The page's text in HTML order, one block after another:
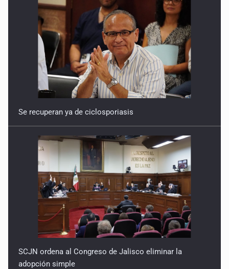
Se recuperan ya de ciclosporiasis
SCJN ordena al Congreso de Jalisco eliminar la
adopción simple